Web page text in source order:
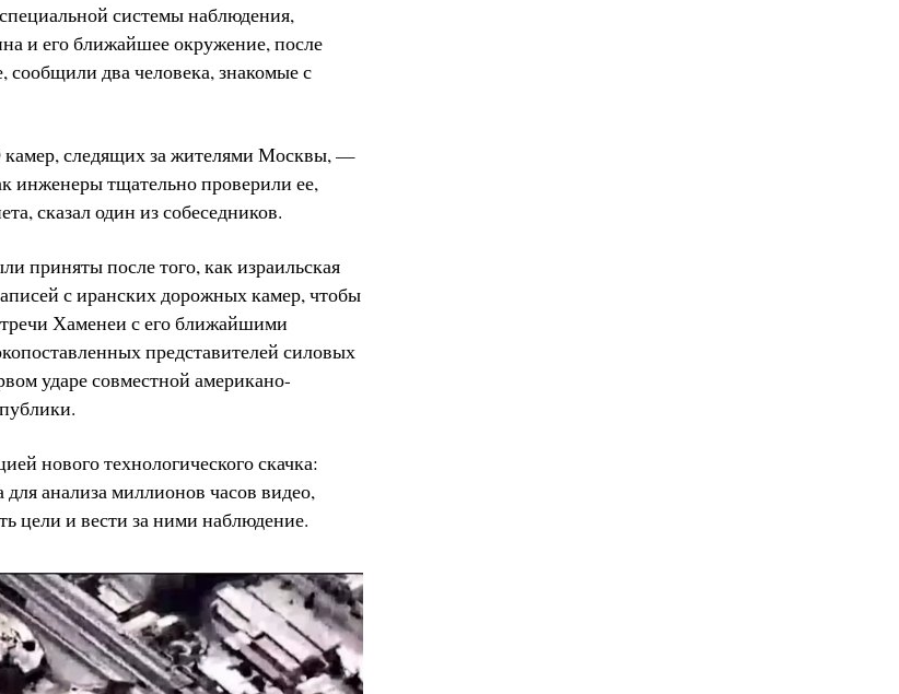
системы наблюдения,
и его ближайшее окружение, после
два человека, знакомые с
камер, следящих за жителями Москвы, —
инженеры тщательно проверили ее,
сказал один из собеседников.
приняты после того, как израильская
с иранских дорожных камер, чтобы
Хаменеи с его ближайшими
представителей силовых
ударе совместной американо-
нового технологического скачка:
для анализа миллионов часов видео,
цели и вести за ними наблюдение.